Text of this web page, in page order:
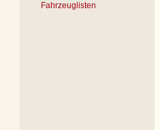
Fahrzeuglisten